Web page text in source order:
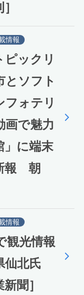
情報
ピックリ
ソフト
フォテリ
で魅力
に端末
報 朝
情報
観光情報
仙北氏
聞］